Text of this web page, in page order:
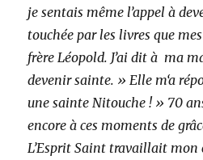
je sentais même l’appel à
touchée par les livres que
frère Léopold. J’ai dit à ma
devenir sainte. » Elle m‘a
une sainte Nitouche ! » 70
encore à ces moments de
L’Esprit Saint travaillait